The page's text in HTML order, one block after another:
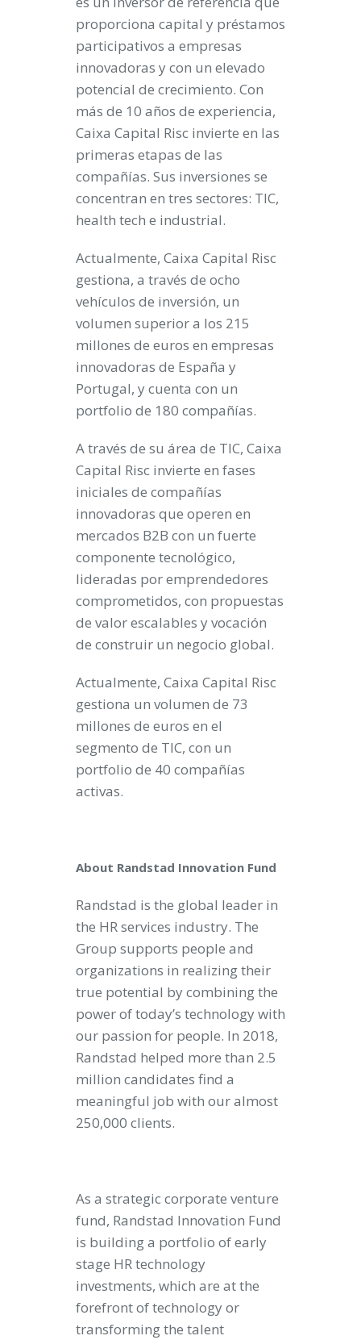
proporciona capital y préstamos
participativos a empresas
innovadoras y con un elevado
potencial de crecimiento. Con
más de 10 años de experiencia,
Caixa Capital Risc invierte en las
primeras etapas de las
compañías. Sus inversiones se
concentran en tres sectores: TIC,
health tech e industrial.
Actualmente, Caixa Capital Risc
gestiona, a través de ocho
vehículos de inversión, un
volumen superior a los 215
millones de euros en empresas
innovadoras de España y
Portugal, y cuenta con un
portfolio de 180 compañías.
A través de su área de TIC, Caixa
Capital Risc invierte en fases
iniciales de compañías
innovadoras que operen en
mercados B2B con un fuerte
componente tecnológico,
lideradas por emprendedores
comprometidos, con propuestas
de valor escalables y vocación
de construir un negocio global.
Actualmente, Caixa Capital Risc
gestiona un volumen de 73
millones de euros en el
segmento de TIC, con un
portfolio de 40 compañías
activas.
About Randstad Innovation Fund
Randstad is the global leader in
the HR services industry. The
Group supports people and
organizations in realizing their
true potential by combining the
power of today’s technology with
our passion for people. In 2018,
Randstad helped more than 2.5
million candidates find a
meaningful job with our almost
250,000 clients.
As a strategic corporate venture
fund, Randstad Innovation Fund
is building a portfolio of early
stage HR technology
investments, which are at the
forefront of technology or
transforming the talent